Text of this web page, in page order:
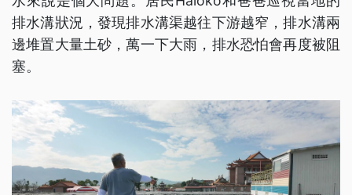
排水溝狀況，發現排水溝渠越往下游越窄，排水溝兩
邊堆置大量土砂，萬一下大雨，排水恐怕會再度被阻
塞。